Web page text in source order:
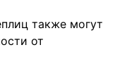
также могут
от